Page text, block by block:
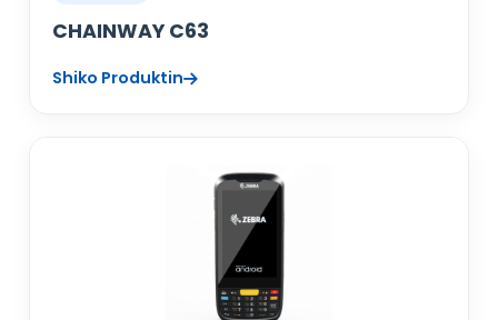
CHAINWAY C63
Shiko Produktin